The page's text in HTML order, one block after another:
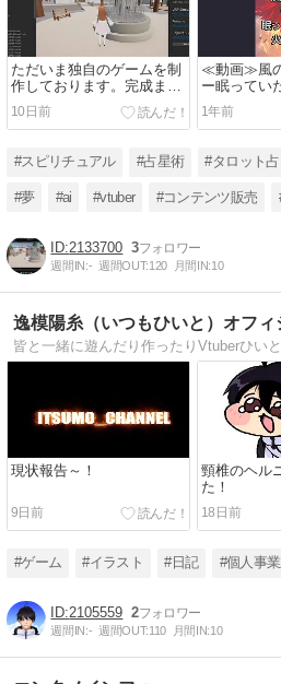
ただいま独自のゲームを制
作しております。完成まで
今しばらくお待ちくださ
い。
10日前
≪動画≫風
ー眠ってい
者ー
1年前
#スピリチュアル #占星術 #タロット
#夢 #ai #vtuber #コンテンツ販売
2133700 3
週間IN:- 週間OUT:120 月間IN:10
逸模陽糸（いつもひいと）オフィ
皆と一緒に遊んだり作ったりVtuberひい
現状報告～！
9日前
頸椎のヘル
た！
18日前
#ゲーム #イラスト #日記 #個人事
2105559 2
週間IN:- 週間OUT:110 月間IN:10